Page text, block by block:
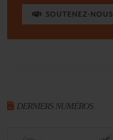
SOUTENEZ-NOUS
DERNIERS NUMÉROS